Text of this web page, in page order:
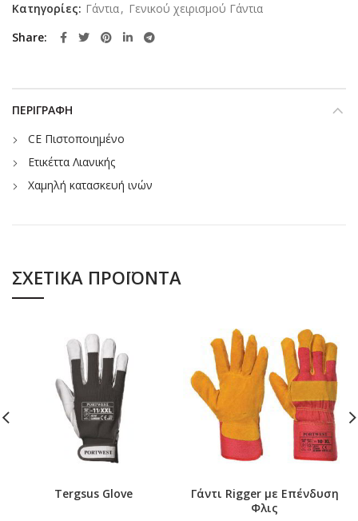
Κατηγορίες: Γάντια, Γενικού χειρισμού Γάντια
Share
ΠΕΡΙΓΡΑΦΉ
CE Πιστοποιημένο
Ετικέττα Λιανικής
Χαμηλή κατασκευή ινών
ΣΧΕΤΙΚΆ ΠΡΟΪΌΝΤΑ
Tergsus Glove
Γάντι Rigger με Επένδυση
Φλις